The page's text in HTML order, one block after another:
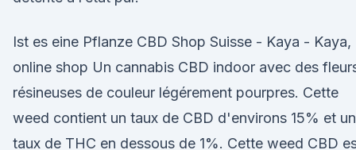
Ist es eine Pflanze CBD Shop Suisse - Kaya - Kaya,
online shop Un cannabis CBD indoor avec des
résineuses de couleur légérement pourpres. Cette
weed contient un taux de CBD d'environs 15% et un
taux de THC en dessous de 1%. Cette weed CBD